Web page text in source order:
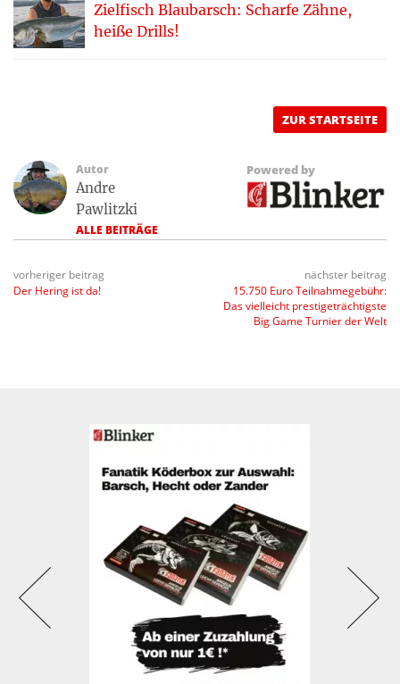
Zielfisch Blaubarsch: Scharfe Zähne,
heiße Drills!
ZUR STARTSEITE
Autor
Andre
Pawlitzki
ALLE BEITRÄGE
Powered by
vorheriger beitrag
Der Hering ist da!
nächster beitrag
15.750 Euro Teilnahmegebühr:
Das vielleicht prestigeträchtigste
Big Game Turnier der Welt